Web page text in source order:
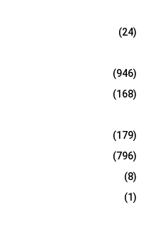
H
(24)
(946)
(168)
(179)
(796)
(8)
(1)